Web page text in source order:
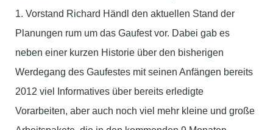
1. Vorstand Richard Händl den aktuellen Stand der
Planungen rum um das Gaufest vor. Dabei gab es
neben einer kurzen Historie über den bisherigen
Werdegang des Gaufestes mit seinen Anfängen bereits
2012 viel Informatives über bereits erledigte
Vorarbeiten, aber auch noch viel mehr kleine und große